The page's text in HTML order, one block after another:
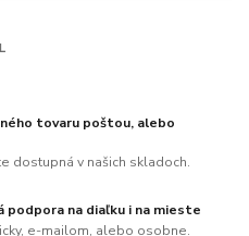
tovaru poštou, alebo
dostupná v našich skladoch.
podpora na diaľku i na mieste
e-mailom, alebo osobne.